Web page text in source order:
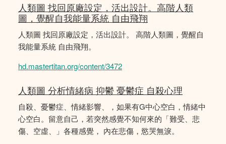
人類圖 找回原廠設定，活出設計。高階人類
圖，覺醒自我能量系統 自由飛翔
人類圖 找回原廠設定，活出設計。 高階人類圖，覺醒自
我能量系統 自由飛翔。
hd.mastertitan.org/content/3472
人類圖 分析情緒病 抑鬱 憂鬱症 自殺心理
自殺、憂鬱症、情緒影響、，如果有G中心空白，情緒中
心空白。留意自己，若突然感覺不知何來的「難受、悲
傷、空虛、」各種感覺， 內在悲傷，慾哭無淚。